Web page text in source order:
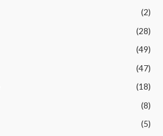
(2)
(28)
(49)
(47)
(18)
(8)
(5)